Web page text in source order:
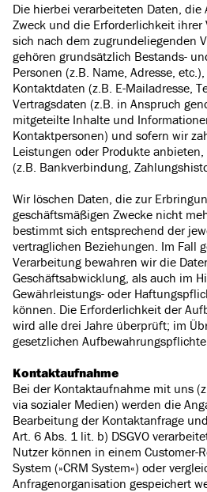
Die hierbei verarbeiteten Daten,
Zweck und die Erforderlichkeit
sich nach dem zugrundeliegenden
gehören grundsätzlich Bestands-
Personen (z.B. Name, Adresse,
Kontaktdaten (z.B. E-Mailadresse,
Vertragsdaten (z.B. in Anspruch
mitgeteilte Inhalte und
Kontaktpersonen) und sofern wir
Leistungen oder Produkte
(z.B. Bankverbindung,
Wir löschen Daten, die zur
geschäftsmäßigen Zwecke nicht
bestimmt sich entsprechend der
vertraglichen Beziehungen. Im Fall
Verarbeitung bewahren wir die
Geschäftsabwicklung, als auch im
Gewährleistungs- oder
können. Die Erforderlichkeit der
wird alle drei Jahre überprüft; im
gesetzlichen
Kontaktaufnahme
Bei der Kontaktaufnahme mit uns
via sozialer Medien) werden die
Bearbeitung der Kontaktanfrage
Art. 6 Abs. 1 lit. b) DSGVO
Nutzer können in einem Customer-
System (»CRM System«) oder
Anfragenorganisation gespeichert